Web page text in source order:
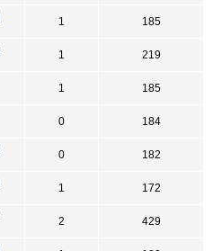
1 185
1 219
1 185
0 184
0 182
1 172
2 429